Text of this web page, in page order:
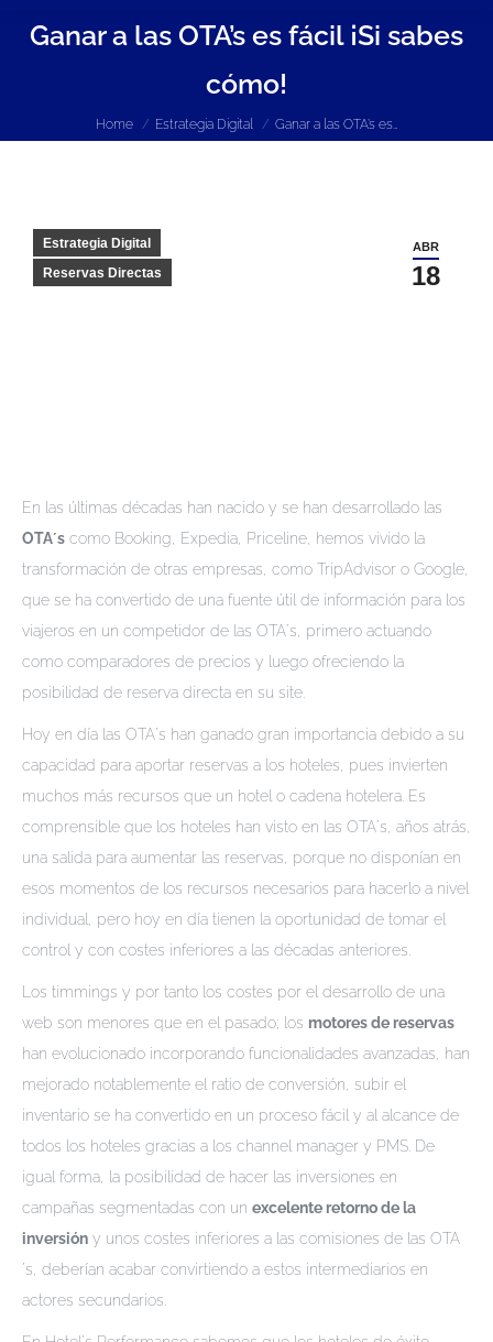
Ganar a las OTA’s es fácil ¡Si sabes
cómo!
You are here:
Home Estrategia Digital Ganar a las OTA’s es…
ABR
18
Estrategia Digital
Reservas Directas
En las últimas décadas han nacido y se han desarrollado las
OTA´s como Booking, Expedia, Priceline, hemos vivido la
transformación de otras empresas, como TripAdvisor o Google,
que se ha convertido de una fuente útil de información para los
viajeros en un competidor de las OTA´s, primero actuando
como comparadores de precios y luego ofreciendo la
posibilidad de reserva directa en su site.
Hoy en día las OTA´s han ganado gran importancia debido a su
capacidad para aportar reservas a los hoteles, pues invierten
muchos más recursos que un hotel o cadena hotelera. Es
comprensible que los hoteles han visto en las OTA´s, años atrás,
una salida para aumentar las reservas, porque no disponían en
esos momentos de los recursos necesarios para hacerlo a nivel
individual, pero hoy en día tienen la oportunidad de tomar el
control y con costes inferiores a las décadas anteriores.
Los timmings y por tanto los costes por el desarrollo de una
web son menores que en el pasado; los motores de reservas
han evolucionado incorporando funcionalidades avanzadas, han
mejorado notablemente el ratio de conversión, subir el
inventario se ha convertido en un proceso fácil y al alcance de
todos los hoteles gracias a los channel manager y PMS. De
igual forma, la posibilidad de hacer las inversiones en
campañas segmentadas con un excelente retorno de la
inversión y unos costes inferiores a las comisiones de las OTA
´s, deberían acabar convirtiendo a estos intermediarios en
actores secundarios.